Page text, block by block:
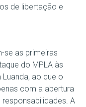
de libertação e
se as primeiras
do MPLA às
ao que o
com a abertura
A